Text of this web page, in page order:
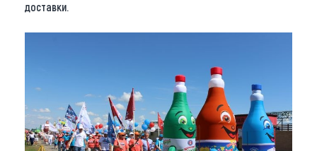
доставки.